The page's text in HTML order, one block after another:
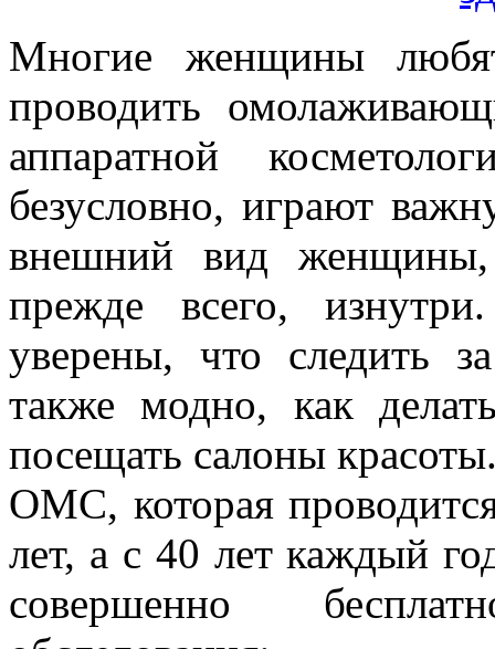
Многие женщины
проводить
аппаратной
безусловно, играют
внешний вид женщины,
прежде всего,
уверены, что следить
также модно, как
посещать салоны
ОМС, которая
лет, а с 40 лет каждый
совершенно